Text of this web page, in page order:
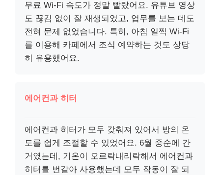
무료 Wi-Fi 속도가 정말 빨랐어요. 유튜브 영상
도 끊김 없이 잘 재생되었고, 업무를 보는 데도
전혀 문제 없었습니다. 특히, 아침 일찍 Wi-Fi
를 이용해 카페에서 조식 예약하는 것도 상당
히 유용했어요.
에어컨과 히터
에어컨과 히터가 모두 갖춰져 있어서 방의 온
도를 쉽게 조절할 수 있었어요. 6월 중순에 간
거였는데, 기온이 오르락내리락해서 에어컨과
히터를 번갈아 사용했는데 모두 작동이 잘 되